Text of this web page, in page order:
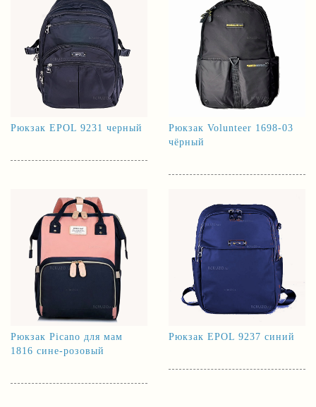
Рюкзак EPOL 9231 черный
Рюкзак Volunteer 1698-03
чёрный
Рюкзак Picano для мам
1816 сине-розовый
Рюкзак EPOL 9237 синий